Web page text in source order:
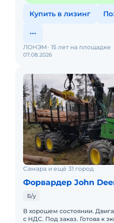
Купить в лизинг
07.08.2026
ЛОНЭМ 15 лет на площадке
Самара и ещё 31 город
Форвардер John
Б/у
В хорошем состоянии.
с НДС. Под заказ. Готова к